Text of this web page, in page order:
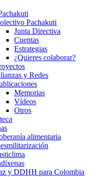
Pachakuti
Junta Directiva
Cuentas
Estrategias
¿Quieres colaborar?
y Redes
Memorias
Vídeos
Otros
alimentaria
y DDHH para Colombia